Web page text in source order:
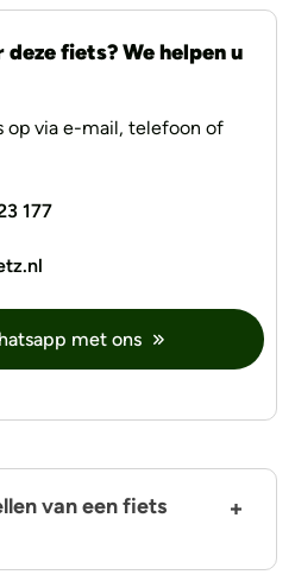
fiets? We helpen u
via e-mail, telefoon of
177
met ons
van een fiets